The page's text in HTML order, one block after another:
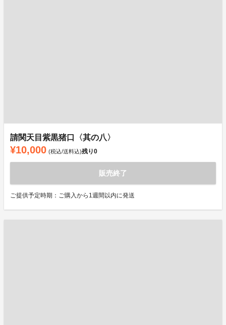
請関天目紫黒猪口〈其の八〉
¥10,000 (税込/送料込)残り0
販売終了
ご提供予定時期：ご購入から1週間以内に発送